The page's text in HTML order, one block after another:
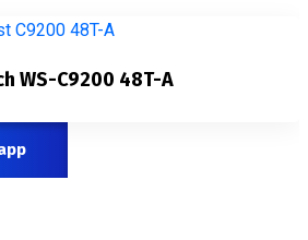
WS-C9200 48T-A